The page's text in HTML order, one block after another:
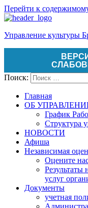
Перейти к
Управление культуры
Поиск:
Главная
ОБ
График
Структура
НОВОСТИ
Афиша
Независимая
Оцените
Результаты
услуг
Документы
учетная